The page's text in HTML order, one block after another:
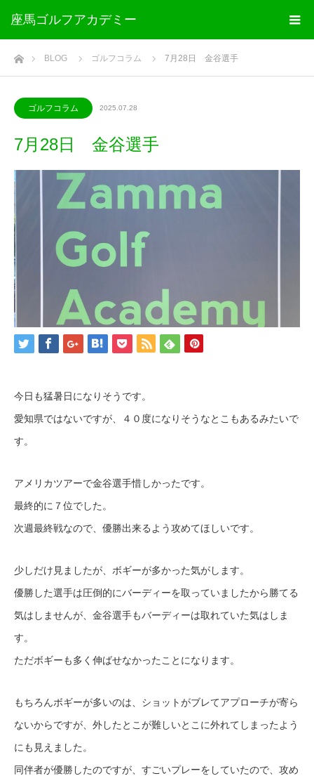
座馬ゴルフアカデミー
ホームBLOG ゴルフコラム 7月28日 金谷選手
ゴルフコラム 2025.07.28
7月28日 金谷選手
今日も猛暑日になりそうです。
愛知県ではないですが、４０度になりそうなとこもあるみたいで
す。
アメリカツアーで金谷選手惜しかったです。
最終的に７位でした。
次週最終戦なので、優勝出来るよう攻めてほしいです。
少しだけ見ましたが、ボギーが多かった気がします。
優勝した選手は圧倒的にバーディーを取っていましたから勝てる
気はしませんが、金谷選手もバーディーは取れていた気はしま
す。
ただボギーも多く伸ばせなかったことになります。
もちろんボギーが多いのは、ショットがブレてアプローチが寄ら
ないからですが、外したとこが難しいとこに外れてしまったよう
にも見えました。
同伴者が優勝したのですが、すごいプレーをしていたので、攻め